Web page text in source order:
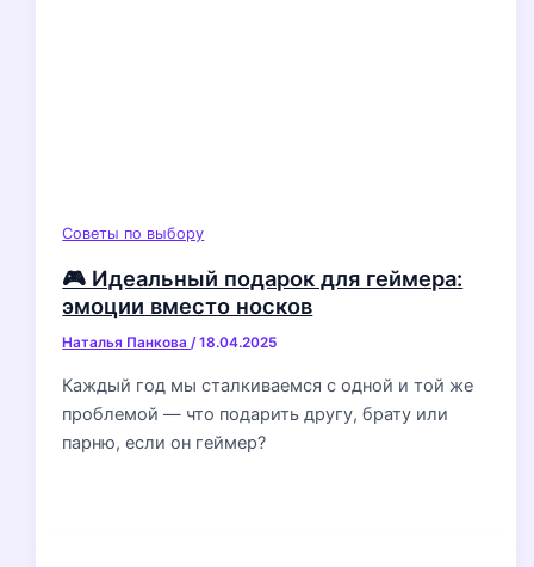
Советы по выбору
🎮 Идеальный подарок для геймера:
эмоции вместо носков
Наталья Панкова/18.04.2025
Каждый год мы сталкиваемся с одной и той же
проблемой — что подарить другу, брату или
парню, если он геймер?